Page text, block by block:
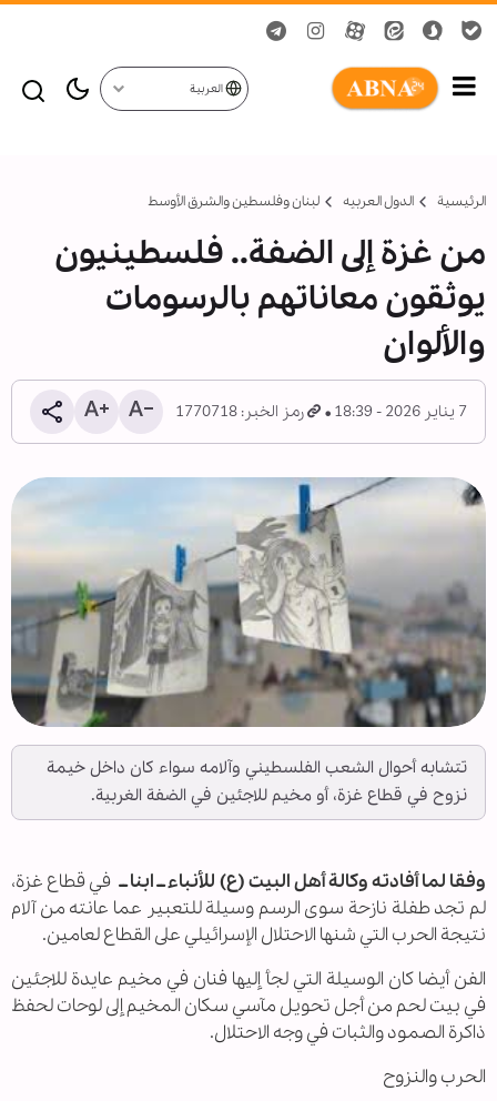
العربية
الرئيسية الدول العربیه لبنان وفلسطين والشرق الأوسط
من غزة إلى الضفة.. فلسطينيون
يوثقون معاناتهم بالرسومات
والألوان
7 يناير 2026 - 18:39 رمز الخبر: 1770718
تتشابه أحوال الشعب الفلسطيني وآلامه سواء كان داخل خيمة
نزوح في قطاع غزة، أو مخيم للاجئين في الضفة الغربية.
وفقا لما أفادته وكالة أهل البيت (ع) للأنباء ــ ابنا ــ في قطاع غزة،
لم تجد طفلة نازحة سوى الرسم وسيلة للتعبير عما عانته من آلام
نتيجة الحرب التي شنها الاحتلال الإسرائيلي على القطاع لعامين.
الفن أيضا كان الوسيلة التي لجأ إليها فنان في مخيم عايدة للاجئين
في بيت لحم من أجل تحويل مآسي سكان المخيم إلى لوحات لحفظ
ذاكرة الصمود والثبات في وجه الاحتلال.
الحرب والنزوح